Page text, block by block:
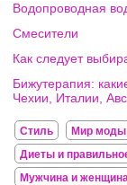
Водопроводная
Смесители
Как следует
Бижутерапия:
Чехии, Италии,
Стиль Мир моды
Диеты и
Мужчина и